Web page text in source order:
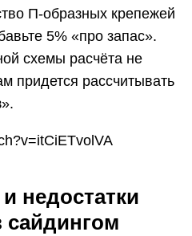
П-образных крепежей
5% «про запас».
схемы расчёта не
придется рассчитывать
недостатки
сайдингом